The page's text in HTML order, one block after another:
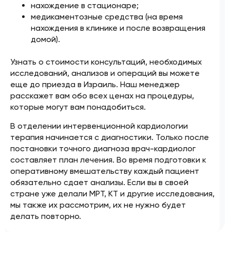
нахождение в стационаре;
медикаментозные средства (на время
нахождения в клинике и после возвращения
домой).
Узнать о стоимости консультаций, необходимых
исследований, анализов и операций вы можете
еще до приезда в Израиль. Наш менеджер
расскажет вам обо всех ценах на процедуры,
которые могут вам понадобиться.
В отделении интервенционной кардиологии
терапия начинается с диагностики. Только после
постановки точного диагноза врач-кардиолог
составляет план лечения. Во время подготовки к
оперативному вмешательству каждый пациент
обязательно сдает анализы. Если вы в своей
стране уже делали МРТ, КТ и другие исследования,
мы также их рассмотрим, их не нужно будет
делать повторно.